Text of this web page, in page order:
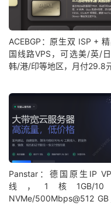
ACEBGP：原生双 ISP +
国线路VPS，可选美/英/
韩/港/印等地区，月付29.8
Panstar：德国原生IP
线，1核1GB/10
NVMe/500Mbps@512 GB